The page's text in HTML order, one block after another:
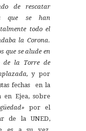
de rescatar
que se han
todo el
la Corona.
que se alude en
de la Torre de
y por
fechas en la
en Ejea, sobre
por el
de la UNED,